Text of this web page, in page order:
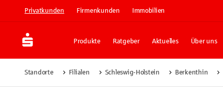
Privatkunden Firmenkunden Immobilien
Produkte Ratgeber Aktuelles Über uns
Standorte Filialen Schleswig-Holstein Berkenthin